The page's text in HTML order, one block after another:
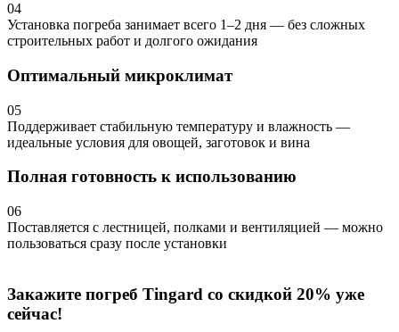
04
Установка погреба занимает всего 1–2 дня — без сложных
строительных работ и долгого ожидания
Оптимальный микроклимат
05
Поддерживает стабильную температуру и влажность —
идеальные условия для овощей, заготовок и вина
Полная готовность к использованию
06
Поставляется с лестницей, полками и вентиляцией — можно
пользоваться сразу после установки
Закажите погреб Tingard со скидкой 20% уже
сейчас!